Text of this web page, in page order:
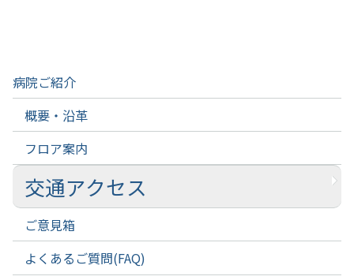
病院ご紹介
概要・沿革
フロア案内
交通アクセス
ご意見箱
よくあるご質問(FAQ)